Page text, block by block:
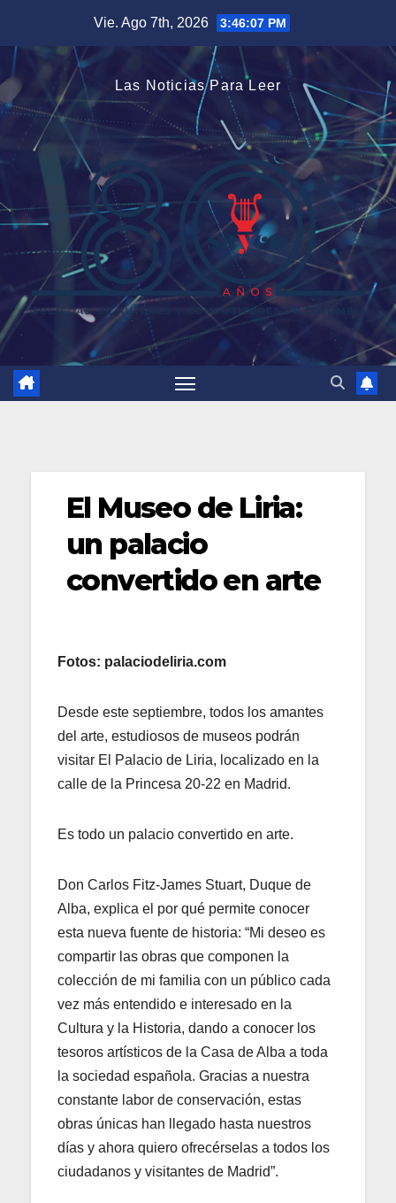
contenido
Vie. Ago 7th, 2026 3:46:08 PM
Las Noticias Para Leer
El Museo de Liria:
un palacio
convertido en arte
Fotos: palaciodeliria.com
Desde este septiembre, todos los amantes
del arte, estudiosos de museos podrán
visitar El Palacio de Liria, localizado en la
calle de la Princesa 20-22 en Madrid.
Es todo un palacio convertido en arte.
Don Carlos Fitz-James Stuart, Duque de
Alba, explica el por qué permite conocer
esta nueva fuente de historia: “Mi deseo es
compartir las obras que componen la
colección de mi familia con un público cada
vez más entendido e interesado en la
Cultura y la Historia, dando a conocer los
tesoros artísticos de la Casa de Alba a toda
la sociedad española. Gracias a nuestra
constante labor de conservación, estas
obras únicas han llegado hasta nuestros
días y ahora quiero ofrecérselas a todos los
ciudadanos y visitantes de Madrid”.